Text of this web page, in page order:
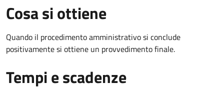
Cosa si ottiene
Quando il procedimento amministrativo si conclude
positivamente si ottiene un provvedimento finale.
Tempi e scadenze